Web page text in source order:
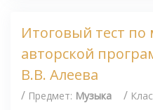
Итоговый тест по
авторской
В.В. Алеева
/ Предмет: Музыка /